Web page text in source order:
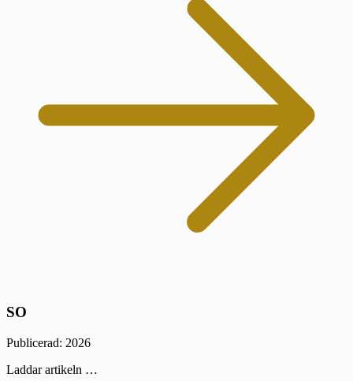
SO
Publicerad: 2026
Laddar artikeln …